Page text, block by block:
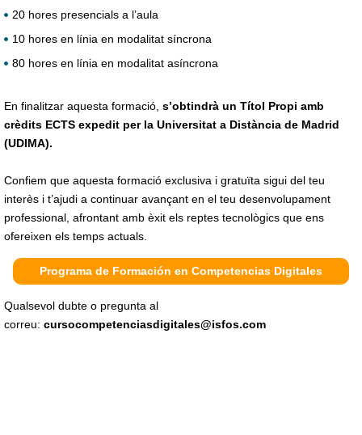
20 hores presencials a l’aula
10 hores en línia en modalitat síncrona
80 hores en línia en modalitat asíncrona
En finalitzar aquesta formació, s’obtindrà un Títol Propi amb
crèdits ECTS expedit per la Universitat a Distància de Madrid
(UDIMA).
Confiem que aquesta formació exclusiva i gratuïta sigui del teu
interès i t’ajudi a continuar avançant en el teu desenvolupament
professional, afrontant amb èxit els reptes tecnològics que ens
ofereixen els temps actuals.
Programa de Formación en Competencias Digitales
Qualsevol dubte o pregunta al
correu: cursocompetenciasdigitales@isfos.com